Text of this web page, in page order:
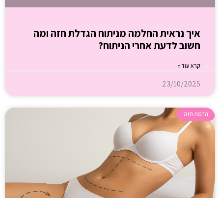
איך נראית החלמה מניתוח הגדלת חזה ומה
חשוב לדעת אחרי הניתוח?
קרא עוד »
23/10/2025
הרמת חזה